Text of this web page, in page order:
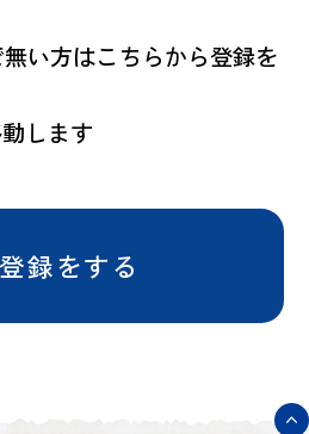
い方はこちらから登録を
します
録をする